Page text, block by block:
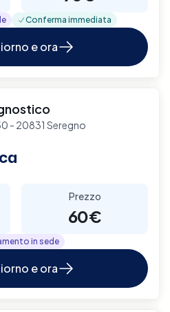
Conferma immediata
e ora
- 20831 Seregno
Prezzo
60€
in sede
e ora